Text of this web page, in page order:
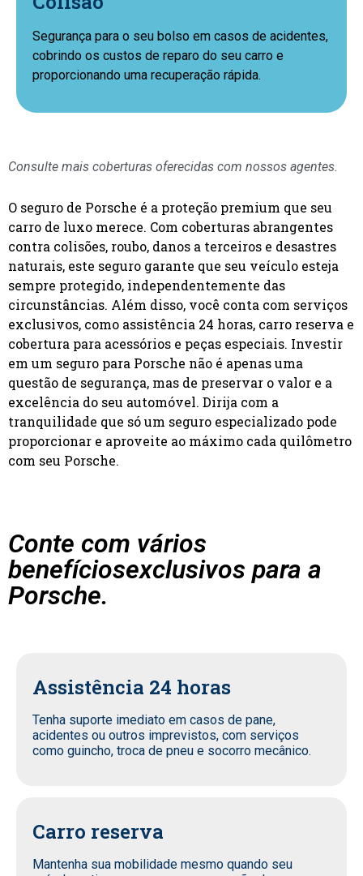
Segurança para o seu bolso em casos de acidentes,
cobrindo os custos de reparo do seu carro e
proporcionando uma recuperação rápida.
Consulte mais coberturas oferecidas com nossos agentes.
O seguro de Porsche é a proteção premium que seu
carro de luxo merece. Com coberturas abrangentes
contra colisões, roubo, danos a terceiros e desastres
naturais, este seguro garante que seu veículo esteja
sempre protegido, independentemente das
circunstâncias. Além disso, você conta com serviços
exclusivos, como assistência 24 horas, carro reserva e
cobertura para acessórios e peças especiais. Investir
em um seguro para Porsche não é apenas uma
questão de segurança, mas de preservar o valor e a
excelência do seu automóvel. Dirija com a
tranquilidade que só um seguro especializado pode
proporcionar e aproveite ao máximo cada quilômetro
com seu Porsche.
Conte com vários
benefíciosexclusivos para a
Porsche.
Assistência 24 horas
Tenha suporte imediato em casos de pane,
acidentes ou outros imprevistos, com serviços
como guincho, troca de pneu e socorro mecânico.
Carro reserva
Mantenha sua mobilidade mesmo quando seu